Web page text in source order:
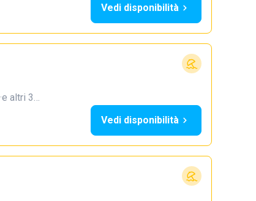
Vedi disponibilità
·e altri 3…
Vedi disponibilità